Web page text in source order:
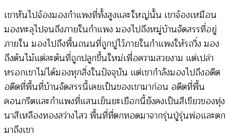
เขาหันไปจ้องมองกำแพงที่ทั้งสูงและใหญ่นั้น เขาจ้องเหมือน
มองทะลุไปจนถึงภายในกำแพง มองไปถึงหมู่บ้านจัดสรรที่อยู่
ภายใน มองไปถึงพื้นถนนที่ถูกปูไว้ภายในกำแพงให้รถวิ่ง มอง
ถึงต้นไม้แต่ละต้นที่ถูกปลูกขึ้นใหม่เพื่อความสวยงาม แต่เปล่า
หรอกเขาไม่ได้มองทุกสิ่งในปัจจุบัน แต่เขากำลังมองไปถึงอดีต
อดีตที่พื้นที่บ้านจัดสรรนี้เคยเป็นของเขามาก่อน อดีตที่พื้น
คอนกรีตและกำแพงที่แสนเย็นยะเยือกนี้ยังคงเป็นสีเขียวของทุ่ง
นาสีเหลืองทองสว่างไสว พื้นที่ที่ตกทอดมาจากรุ่นปู่รุ่นพ่อและตก
มาถึงเขา